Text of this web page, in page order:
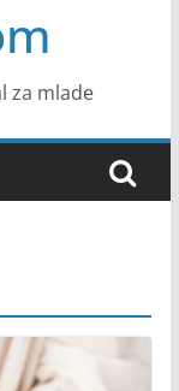
za mlade